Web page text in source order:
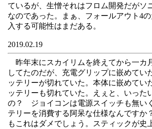
ているが、生憎それはフロム開発だがソ
なのであった。まぁ、フォールアウト4
入する可能性はまだある。
2019.02.19
昨年末にスカイリムを終えてから一カ
してたのだが、充電グリップに嵌めてい
ッテリーが切れていた。本体に嵌めてい
ッテリーも切れていた。えぇと、いった
の？ ジョイコンは電源スイッチも無い
テリーを消費する阿呆な仕様なんです
もこれはダメでしょう。スティックが史